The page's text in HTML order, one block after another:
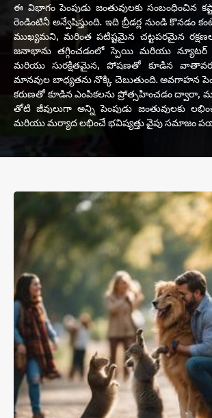
ఈ విభాగం పెంపుడు జంతువులకు సంబంధించిన
రెండింటినీ అన్వేషిస్తుంది. ఇది బ్రీడర్ల నుండి కొనడం
ముఖ్యమని, మరింత పటిష్టమైన చట్టపరమైన
జనాభాను తగ్గించడంలో స్పెయి మరియు న్యూటర్
మరియు సురక్షితమైన, పోషణతో కూడిన
మానవుల బాధ్యతను నొక్కి చెబుతుంది. అవగాహన
కరుణతో కూడిన ఎంపికలను ప్రోత్సహించడం ద్వారా,
తోటి జీవులుగా అన్ని పెంపుడు జంతువులకు
మరియు మర్యాద లభించే భవిష్యత్తు వైపు సమాజం